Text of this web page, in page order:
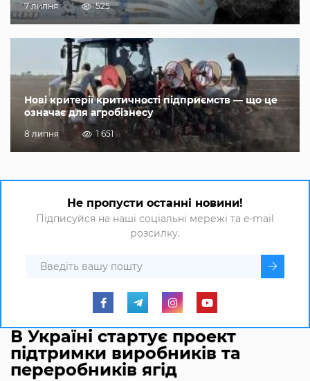
7 липня 525
Нові критерії критичності підприємств — що це
означає для агробізнесу
8 липня 1 651
Не пропусти останні новини!
Підписуйся на наші соціальні мережі та e-mail
розсилку.
В Україні стартує проект
підтримки виробників та
переробників ягід